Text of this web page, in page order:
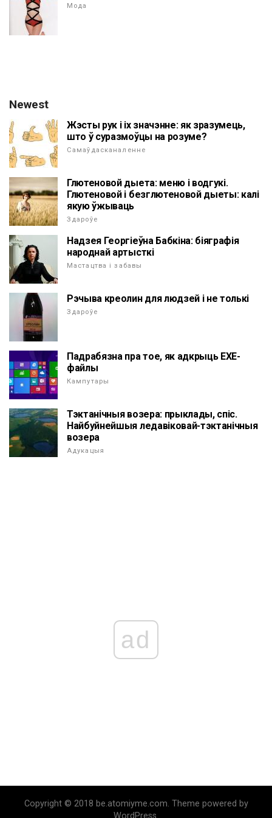
Мода
Newest
Жэсты рук і іх значэнне: як зразумець,
што ў суразмоўцы на розуме?
Самаўдасканаленне
Глютеновой дыета: меню і водгукі.
Глютеновой і безглютеновой дыеты: калі
якую ўжываць
Здароўе
Надзея Георгіеўна Бабкіна: біяграфія
народнай артысткі
Мастацтва і забавы
Рэчыва креолин для людзей і не толькі
Здароўе
Падрабязна пра тое, як адкрыць EXE-
файлы
Кампутары
Тэктанічныя возера: прыклады, спіс.
Найбуйнейшыя ледавіковай-тэктанічныя
возера
Адукацыя
ad
Copyright © 2018 be.atomiyme.com. Theme powered by
WordPress.